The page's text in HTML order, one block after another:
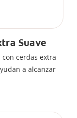
Suave
cerdas extra
a alcanzar